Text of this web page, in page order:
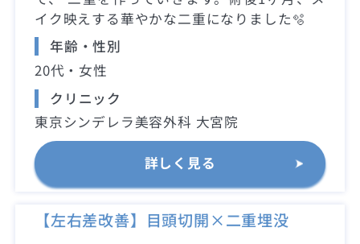
イク映えする華やかな二重になりました🫧
年齢・性別
20代・女性
クリニック
東京シンデレラ美容外科 大宮院
詳しく見る
【左右差改善】目頭切開×二重埋没